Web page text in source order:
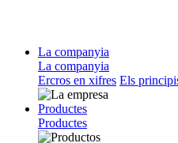
La companyia
La companyia
Ercros en xifres Els
Productes
Productes